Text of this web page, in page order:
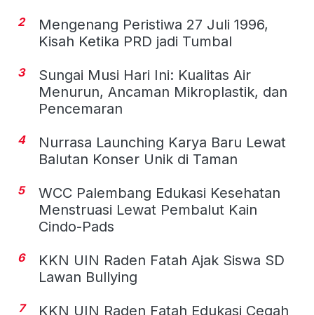
2
Mengenang Peristiwa 27 Juli 1996,
Kisah Ketika PRD jadi Tumbal
3
Sungai Musi Hari Ini: Kualitas Air
Menurun, Ancaman Mikroplastik, dan
Pencemaran
4
Nurrasa Launching Karya Baru Lewat
Balutan Konser Unik di Taman
5
WCC Palembang Edukasi Kesehatan
Menstruasi Lewat Pembalut Kain
Cindo-Pads
6
KKN UIN Raden Fatah Ajak Siswa SD
Lawan Bullying
7
KKN UIN Raden Fatah Edukasi Cegah